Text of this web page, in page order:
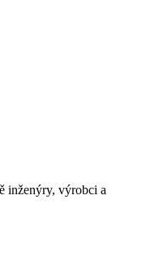
inženýry, výrobci a